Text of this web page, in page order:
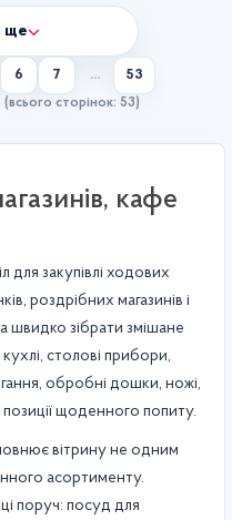
ще
6 7 ...
53
сторінок: 53)
кафе
для закупівлі ходових
роздрібних магазинів і
швидко зібрати змішане
столові прибори,
обробні дошки, ножі,
щоденного попиту.
вітрину не одним
асортименту.
поруч: посуд для